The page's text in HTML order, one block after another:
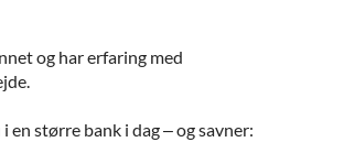
og har erfaring med
en større bank i dag – og savner: